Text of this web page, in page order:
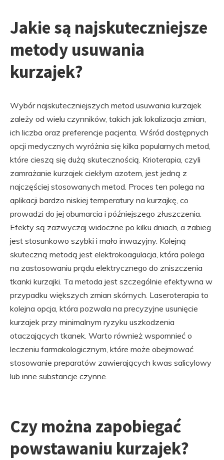
Jakie są najskuteczniejsze
metody usuwania
kurzajek?
Wybór najskuteczniejszych metod usuwania kurzajek
zależy od wielu czynników, takich jak lokalizacja zmian,
ich liczba oraz preferencje pacjenta. Wśród dostępnych
opcji medycznych wyróżnia się kilka popularnych metod,
które cieszą się dużą skutecznością. Krioterapia, czyli
zamrażanie kurzajek ciekłym azotem, jest jedną z
najczęściej stosowanych metod. Proces ten polega na
aplikacji bardzo niskiej temperatury na kurzajkę, co
prowadzi do jej obumarcia i późniejszego złuszczenia.
Efekty są zazwyczaj widoczne po kilku dniach, a zabieg
jest stosunkowo szybki i mało inwazyjny. Kolejną
skuteczną metodą jest elektrokoagulacja, która polega
na zastosowaniu prądu elektrycznego do zniszczenia
tkanki kurzajki. Ta metoda jest szczególnie efektywna w
przypadku większych zmian skórnych. Laseroterapia to
kolejna opcja, która pozwala na precyzyjne usunięcie
kurzajek przy minimalnym ryzyku uszkodzenia
otaczających tkanek. Warto również wspomnieć o
leczeniu farmakologicznym, które może obejmować
stosowanie preparatów zawierających kwas salicylowy
lub inne substancje czynne.
Czy można zapobiegać
powstawaniu kurzajek?